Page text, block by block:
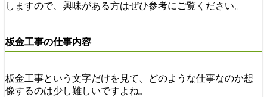
しますので、興味がある方はぜひ参考にご覧ください。
板金工事の仕事内容
板金工事という文字だけを見て、どのような仕事なのか想
像するのは少し難しいですよね。